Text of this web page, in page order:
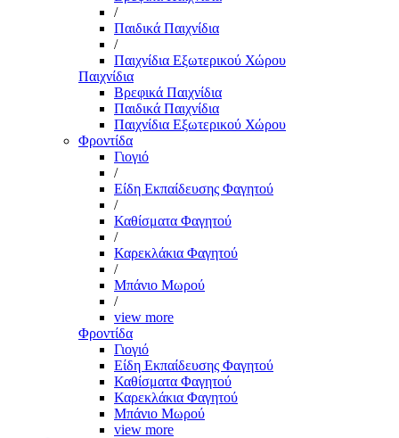
/
Παιδικά Παιχνίδια
/
Παιχνίδια Εξωτερικού Χώρου
Παιχνίδια
Βρεφικά Παιχνίδια
Παιδικά Παιχνίδια
Παιχνίδια Εξωτερικού Χώρου
Φροντίδα
Γιογιό
/
Είδη Εκπαίδευσης Φαγητού
/
Καθίσματα Φαγητού
/
Καρεκλάκια Φαγητού
/
Μπάνιο Μωρού
/
view more
Φροντίδα
Γιογιό
Είδη Εκπαίδευσης Φαγητού
Καθίσματα Φαγητού
Καρεκλάκια Φαγητού
Μπάνιο Μωρού
view more